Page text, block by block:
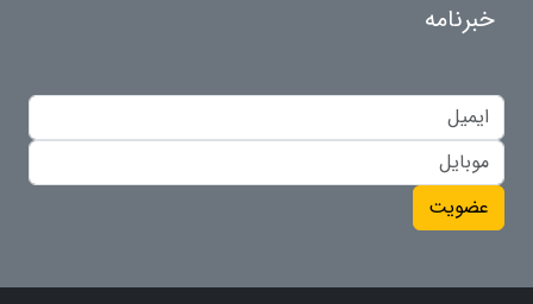
خبرنامه
عضویت